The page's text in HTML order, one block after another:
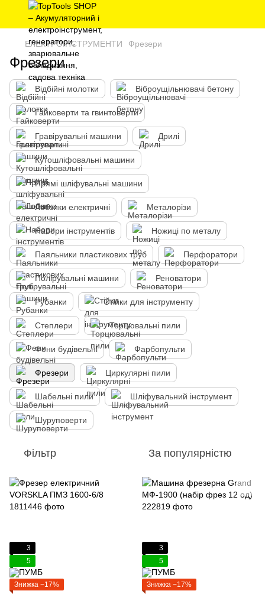
ЕЛЕКТРОІНСТРУМЕНТИ Фрезери
Фрезери
Відбійні молотки Віброущільнювачі бетону
Гайковерти та гвинтоверти
Гравірувальні машини Дрилі
Кутошліфовальні машини
Прямі шліфувальні машини
Лобзики електричні Металорізи
Набори інструментів Ножиці по металу
Паяльники пластикових труб Перфоратори
Полірувальні машини Реноватори
Рубанки Стійки для інструменту
Степлери Торцювальні пили
Фени будівельні Фарбопульти
Фрезери Циркулярні пили
Шабельні пили Шліфувальний інструмент
Шуруповерти
Фільтр За популярністю
3
5
Знижка −17%
3
5
Знижка −17%